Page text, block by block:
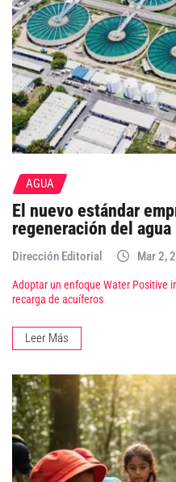
AGUA
El nuevo estándar
regeneración del agua
Dirección Editorial Mar 2,
Adoptar un enfoque Water Positive
recarga de acuíferos
Leer Más